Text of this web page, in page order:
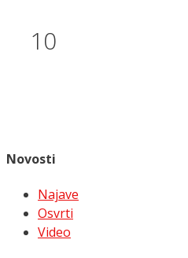
10
Novosti
Najave
Osvrti
Video